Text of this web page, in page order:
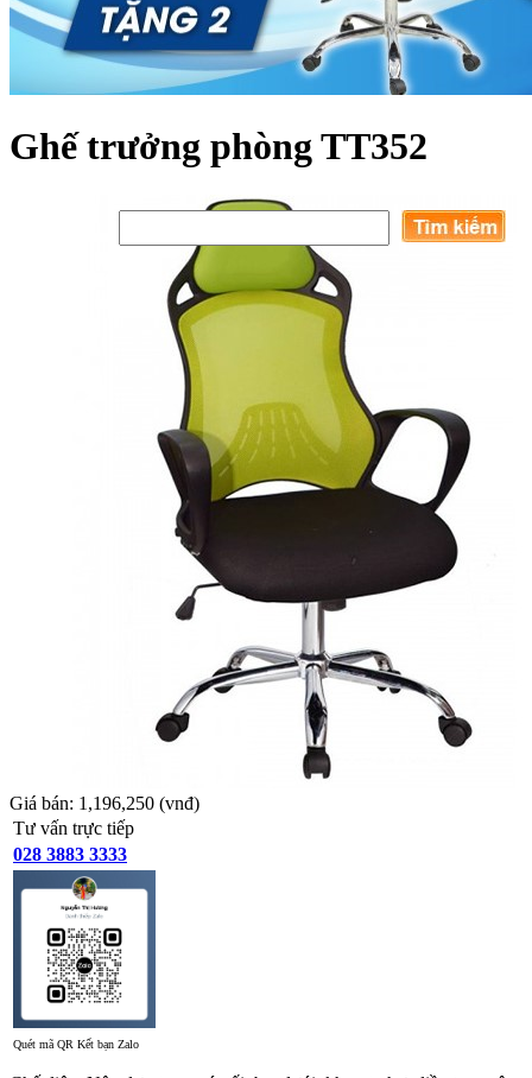
Ghế trưởng phòng TT352
Giá bán: 1,196,250 (vnđ)
Tư vấn trực tiếp
028 3883 3333
Quét mã QR Kết bạn Zalo